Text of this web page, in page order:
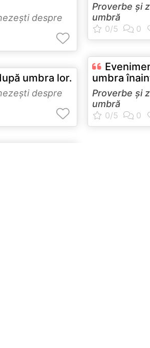
despre
umbra lor.
despre
Proverbe și
umbră
umbra
Proverbe și
umbră